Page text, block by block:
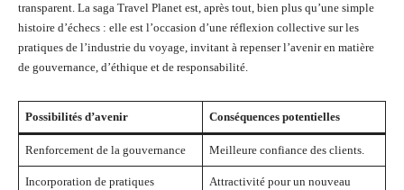
transparent. La saga Travel Planet est, après tout, bien plus qu’une simple
histoire d’échecs : elle est l’occasion d’une réflexion collective sur les
pratiques de l’industrie du voyage, invitant à repenser l’avenir en matière
de gouvernance, d’éthique et de responsabilité.
Possibilités d’avenir Conséquences potentielles
Renforcement de la gouvernance Meilleure confiance des clients.
Incorporation de pratiques
Attractivité pour un nouveau